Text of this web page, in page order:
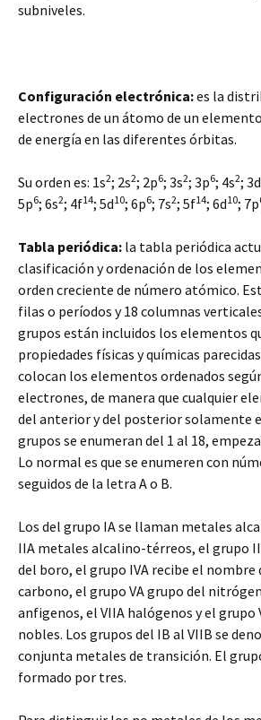
subniveles.
Configuración electrónica:es la
electrones de un átomo de un
de energía en las diferentes órbitas.
Su orden es: 1s2; 2s2; 2p6; 3s2; 3p6; 4s2; 3d
5p6; 6s2; 4f14; 5d10; 6p6; 7s2; 5f14; 6d10; 7p
Tabla periódica: la tabla periódica
clasificación y ordenación de los
orden creciente de número atómico.
filas o períodos y 18 columnas
grupos están incluidos los elementos
propiedades físicas y químicas
colocan los elementos ordenados
electrones, de manera que cualquier
del anterior y del posterior solamente
grupos se enumeran del 1 al 18,
Lo normal es que se enumeren con
seguidos de la letra A o B.
Los del grupo IA se llaman metales
IIA metales alcalino-térreos, el grupo
del boro, el grupo IVA recibe el nombre
carbono, el grupo VA grupo del
anfigenos, el VIIA halógenos y el grupo
nobles. Los grupos del IB al VIIB se
conjunta metales de transición. El
formado por tres.